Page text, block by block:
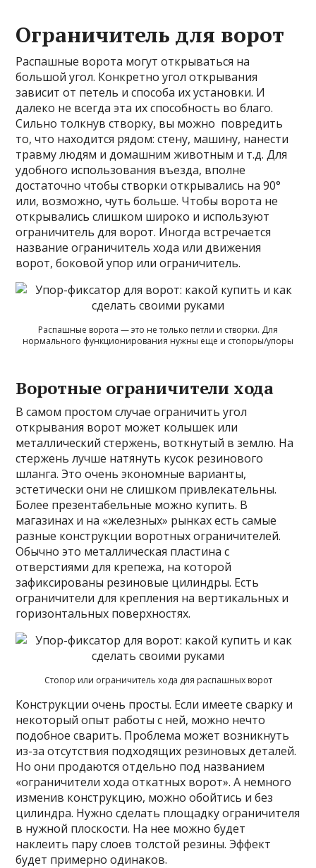
Ограничитель для ворот
Распашные ворота могут открываться на
большой угол. Конкретно угол открывания
зависит от петель и способа их установки. И
далеко не всегда эта их способность во благо.
Сильно толкнув створку, вы можно повредить
то, что находится рядом: стену, машину, нанести
травму людям и домашним животным и т.д. Для
удобного использования въезда, вполне
достаточно чтобы створки открывались на 90°
или, возможно, чуть больше. Чтобы ворота не
открывались слишком широко и используют
ограничитель для ворот. Иногда встречается
название ограничитель хода или движения
ворот, боковой упор или ограничитель.
Распашные ворота — это не только петли и створки. Для
нормального функционирования нужны еще и стопоры/упоры
Воротные ограничители хода
В самом простом случае ограничить угол
открывания ворот может колышек или
металлический стержень, воткнутый в землю. На
стержень лучше натянуть кусок резинового
шланга. Это очень экономные варианты,
эстетически они не слишком привлекательны.
Более презентабельные можно купить. В
магазинах и на «железных» рынках есть самые
разные конструкции воротных ограничителей.
Обычно это металлическая пластина с
отверстиями для крепежа, на которой
зафиксированы резиновые цилиндры. Есть
ограничители для крепления на вертикальных и
горизонтальных поверхностях.
Стопор или ограничитель хода для распашных ворот
Конструкции очень просты. Если имеете сварку и
некоторый опыт работы с ней, можно нечто
подобное сварить. Проблема может возникнуть
из-за отсутствия подходящих резиновых деталей.
Но они продаются отдельно под названием
«ограничители хода откатных ворот». А немного
изменив конструкцию, можно обойтись и без
цилиндра. Нужно сделать площадку ограничителя
в нужной плоскости. На нее можно будет
наклеить пару слоев толстой резины. Эффект
будет примерно одинаков.